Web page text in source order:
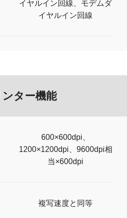
イヤルイン回線、モデムダ
イヤルイン回線
ンター機能
600×600dpi、
1200×1200dpi、9600dpi相
当×600dpi
複写速度と同等